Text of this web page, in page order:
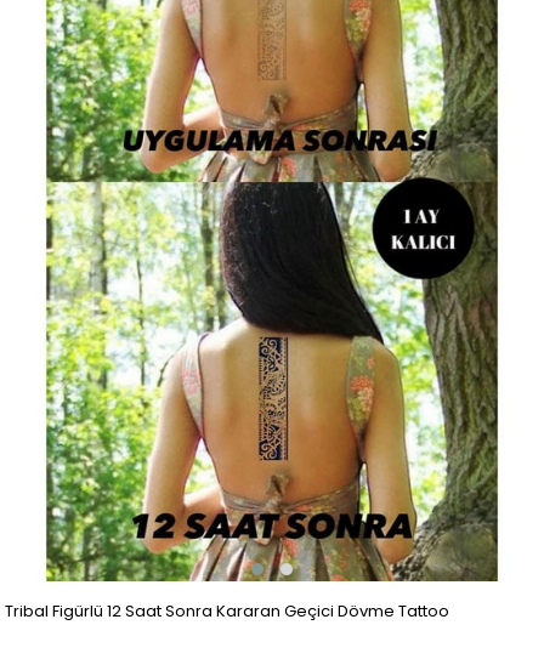
Tribal Figürlü 12 Saat Sonra Kararan Geçici Dövme Tattoo